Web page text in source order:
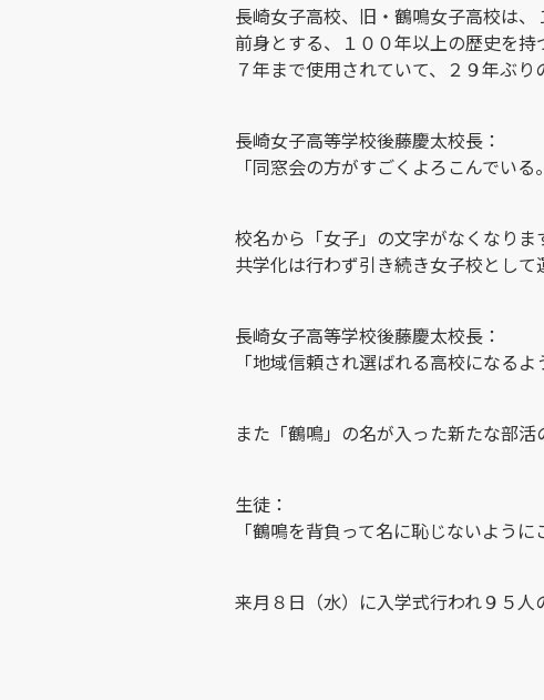
長崎女子高校、旧・鶴鳴女子高校は
前身とする、１００年以上の歴史を
７年まで使用されていて、２９年ぶり
長崎女子高等学校後藤慶太校長：
「同窓会の方がすごくよろこんでい
校名から「女子」の文字がなくなり
共学化は行わず引き続き女子校として
長崎女子高等学校後藤慶太校長：
「地域信頼され選ばれる高校になるよ
また「鶴鳴」の名が入った新たな部活
生徒：
「鶴鳴を背負って名に恥じないように
来月８日（水）に入学式行われ９５人